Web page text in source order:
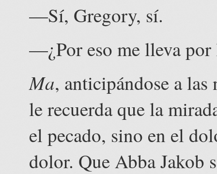
—Sí, Gregory, sí.
—¿Por eso me lleva por
Ma, anticipándose a las
le recuerda que la
el pecado, sino en el
dolor. Que Abba Jakob